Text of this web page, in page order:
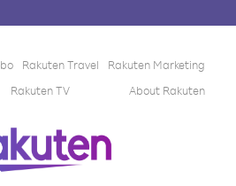
Rakuten Travel
Rakuten Marketing
Rakuten TV About Rakuten